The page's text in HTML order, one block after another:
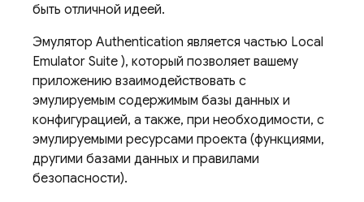
быть отличной идеей.
Эмулятор Authentication является частью Local
Emulator Suite ), который позволяет вашему
приложению взаимодействовать с
эмулируемым содержимым базы данных и
конфигурацией, а также, при необходимости, с
эмулируемыми ресурсами проекта (функциями,
другими базами данных и правилами
безопасности).